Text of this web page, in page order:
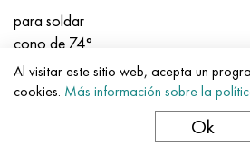
para soldar
cono de 74°
Esfera bajo un cono con un ángulo
Conexión de brida
Conexión de brida con pernos
Al visitar este sitio web, acepta un
cookies. Más información sobre la
Ok